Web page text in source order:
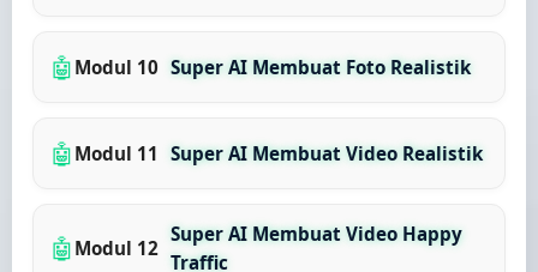
🤖 Modul 10 Super AI Membuat Foto Realistik
🤖 Modul 11 Super AI Membuat Video Realistik
🤖 Modul 12
Super AI Membuat Video Happy
Traffic